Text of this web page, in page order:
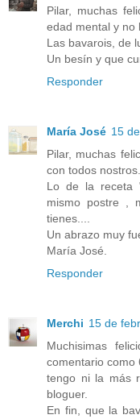
Pilar, muchas
edad mental y no
Las bavarois, de
Un besín y que
Responder
María José 15
Pilar, muchas
con todos nostros.
Lo de la receta
mismo postre ,
tienes....
Un abrazo muy
María José.
Responder
Merchi 15 de
Muchisimas
comentario como
tengo ni la más
bloguer.
En fin, que la